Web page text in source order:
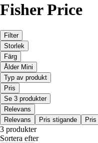
Fisher Price
Filter
Storlek
Färg
Ålder Mini
Typ av produkt
Pris
Se 3 produkter
Relevans
Relevans
Pris stigande
3 produkter
Sortera efter